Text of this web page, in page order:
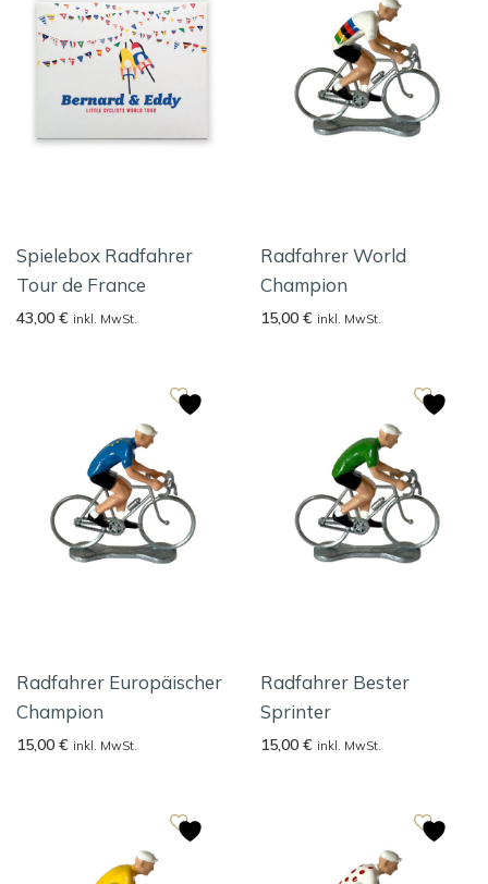
Spielebox Radfahrer
Tour de France
43,00 € inkl. MwSt.
Radfahrer World
Champion
15,00 € inkl. MwSt.
Radfahrer Europäischer
Champion
15,00 € inkl. MwSt.
Radfahrer Bester
Sprinter
15,00 € inkl. MwSt.